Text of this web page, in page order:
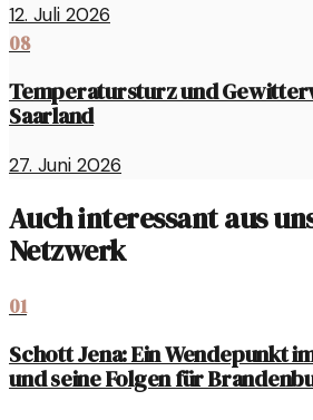
12. Juli 2026
08
Temperatursturz und
Saarland
27. Juni 2026
Auch interessant aus
Netzwerk
01
Schott Jena: Ein Wendepunkt
und seine Folgen für